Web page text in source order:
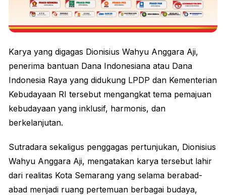
Karya yang digagas Dionisius Wahyu Anggara Aji,
penerima bantuan Dana Indonesiana atau Dana
Indonesia Raya yang didukung LPDP dan Kementerian
Kebudayaan RI tersebut mengangkat tema pemajuan
kebudayaan yang inklusif, harmonis, dan
berkelanjutan.
Sutradara sekaligus penggagas pertunjukan, Dionisius
Wahyu Anggara Aji, mengatakan karya tersebut lahir
dari realitas Kota Semarang yang selama berabad-
abad menjadi ruang pertemuan berbagai budaya,